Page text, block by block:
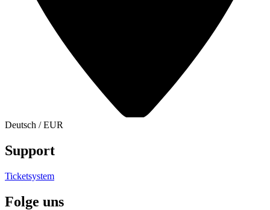
Deutsch /EUR
Support
Ticketsystem
Folge uns